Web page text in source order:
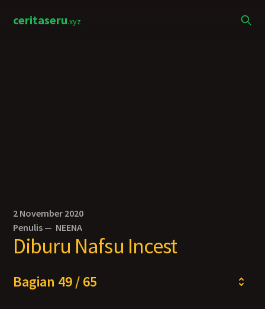
ceritaseru.xyz
2 November 2020
Penulis — NEENA
Diburu Nafsu Incest
Bagian 49 / 65